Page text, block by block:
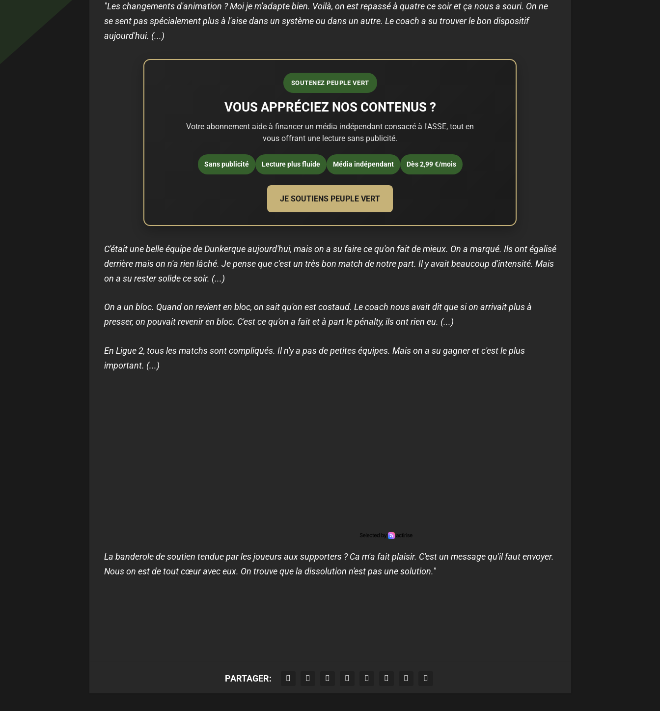
"Les changements d'animation ? Moi je m'adapte bien. Voilà, on est repassé à quatre ce soir et ça nous a souri. On ne
se sent pas spécialement plus à l'aise dans un système ou dans un autre. Le coach a su trouver le bon dispositif
aujourd'hui. (...)
SOUTENEZ PEUPLE VERT
VOUS APPRÉCIEZ NOS CONTENUS ?
Votre abonnement aide à financer un média indépendant consacré à l'ASSE, tout en
vous offrant une lecture sans publicité.
Sans publicité Lecture plus fluide Média indépendant Dès 2,99 €/mois
JE SOUTIENS PEUPLE VERT
C'était une belle équipe de Dunkerque aujourd'hui, mais on a su faire ce qu'on fait de mieux. On a marqué. Ils ont égalisé
derrière mais on n'a rien lâché. Je pense que c'est un très bon match de notre part. Il y avait beaucoup d'intensité. Mais
on a su rester solide ce soir. (...)
On a un bloc. Quand on revient en bloc, on sait qu'on est costaud. Le coach nous avait dit que si on arrivait plus à
presser, on pouvait revenir en bloc. C'est ce qu'on a fait et à part le pénalty, ils ont rien eu. (...)
En Ligue 2, tous les matchs sont compliqués. Il n'y a pas de petites équipes. Mais on a su gagner et c'est le plus
important. (...)
La banderole de soutien tendue par les joueurs aux supporters ? Ca m'a fait plaisir. C'est un message qu'il faut envoyer.
Nous on est de tout cœur avec eux. On trouve que la dissolution n'est pas une solution."
PARTAGER: